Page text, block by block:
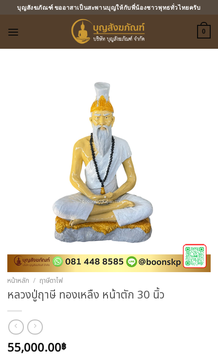
บุญสังฆภัณฑ์ ขออาสาเป็นสะพานบุญให้กับพี่น้องชาวพุทธทั่วไทยครับ
0
หน้าหลัก / ฤาษีตาไฟ
หลวงปู่ฤาษี ทองเหลืง หน้าตัก 30 นิ้ว
55,000.00฿